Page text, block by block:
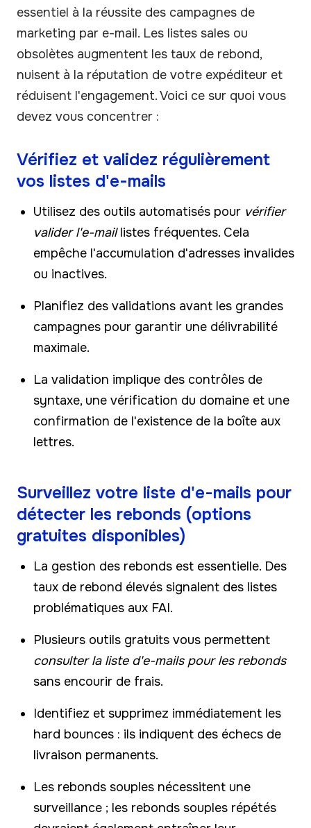
essentiel à la réussite des campagnes de
marketing par e-mail. Les listes sales ou
obsolètes augmentent les taux de rebond,
nuisent à la réputation de votre expéditeur et
réduisent l'engagement. Voici ce sur quoi vous
devez vous concentrer :
Vérifiez et validez régulièrement
vos listes d'e-mails
Utilisez des outils automatisés pour vérifier
valider l'e-maillistes fréquentes. Cela
empêche l'accumulation d'adresses invalides
ou inactives.
Planifiez des validations avant les grandes
campagnes pour garantir une délivrabilité
maximale.
La validation implique des contrôles de
syntaxe, une vérification du domaine et une
confirmation de l'existence de la boîte aux
lettres.
Surveillez votre liste d'e-mails pour
détecter les rebonds (options
gratuites disponibles)
La gestion des rebonds est essentielle. Des
taux de rebond élevés signalent des listes
problématiques aux FAI.
Plusieurs outils gratuits vous permettent
consulter la liste d'e-mails pour les rebonds
sans encourir de frais.
Identifiez et supprimez immédiatement les
hard bounces : ils indiquent des échecs de
livraison permanents.
Les rebonds souples nécessitent une
surveillance ; les rebonds souples répétés